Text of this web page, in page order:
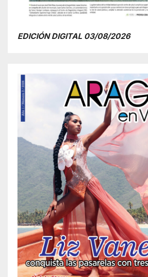
EDICIÓN DIGITAL 03/08/2026